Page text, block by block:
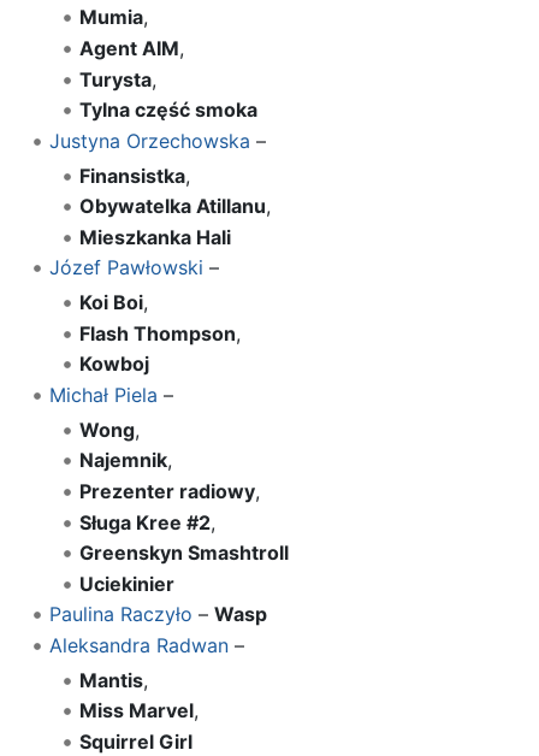
Mumia,
Agent AIM,
Turysta,
Tylna część smoka
Justyna Orzechowska –
Finansistka,
Obywatelka Atillanu,
Mieszkanka Hali
Józef Pawłowski –
Koi Boi,
Flash Thompson,
Kowboj
Michał Piela –
Wong,
Najemnik,
Prezenter radiowy,
Sługa Kree #2,
Greenskyn Smashtroll
Uciekinier
Paulina Raczyło – Wasp
Aleksandra Radwan–
Mantis,
Miss Marvel,
Squirrel Girl